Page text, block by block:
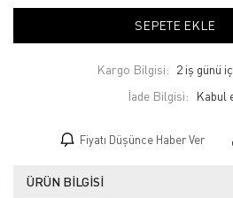
SEPETE EKLE
Kargo Bilgisi: 2 iş günü
İade Bilgisi:
Fiyatı Düşünce Haber Ver
ÜRÜN BILGISI